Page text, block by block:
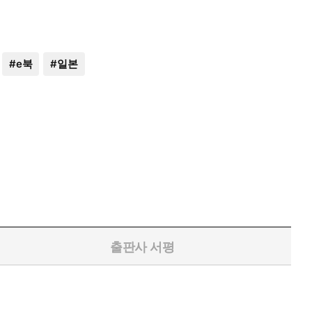
#e북 #일본
출판사 서평